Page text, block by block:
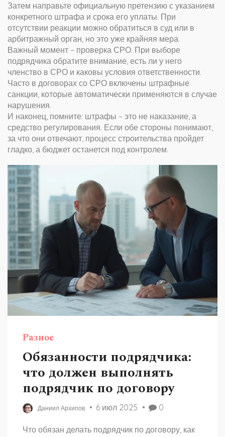
Затем направьте официальную претензию с указанием
конкретного штрафа и срока его уплаты. При
отсутствии реакции можно обратиться в суд или в
арбитражный орган, но это уже крайняя мера.
Важный момент – проверка СРО. При выборе
подрядчика обратите внимание, есть ли у него
членство в СРО и каковы условия ответственности.
Часто в договорах со СРО включены штрафные
санкции, которые автоматически применяются в случае
нарушения.
И наконец, помните: штрафы – это не наказание, а
средство регулирования. Если обе стороны понимают,
за что они отвечают, процесс строительства пройдет
гладко, а бюджет останется под контролем.
Разное
Обязанности подрядчика:
что должен выполнять
подрядчик по договору
Даниил Архипов 6 июл 2025 0
Что обязан делать подрядчик по договору, как